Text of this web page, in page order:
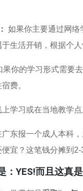
如果你主要通过网络
生活开销，根据个人
果你的学习形式需要
费。
学习或在当地教学
东报一个成人本科
宜？这笔钱分摊到2-
YES!而且这真